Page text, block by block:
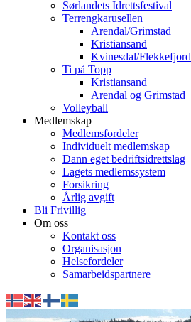
Sørlandets Idrettsfestival
Terrengkarusellen
Arendal/Grimstad
Kristiansand
Kvinesdal/Flekkefjord
Ti på Topp
Kristiansand
Arendal og Grimstad
Volleyball
Medlemskap
Medlemsfordeler
Individuelt medlemskap
Dann eget bedriftsidrettslag
Lagets medlemssystem
Forsikring
Årlig avgift
Bli Frivillig
Om oss
Kontakt oss
Organisasjon
Helsefordeler
Samarbeidspartnere